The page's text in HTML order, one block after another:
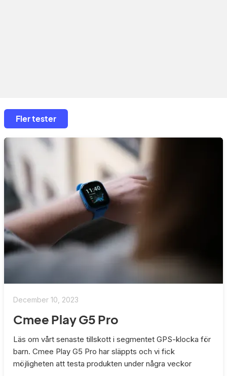
Fler tester
December 10, 2023
Cmee Play G5 Pro
Läs om vårt senaste tillskott i segmentet GPS-klocka för
barn. Cmee Play G5 Pro har släppts och vi fick
möjligheten att testa produkten under några veckor